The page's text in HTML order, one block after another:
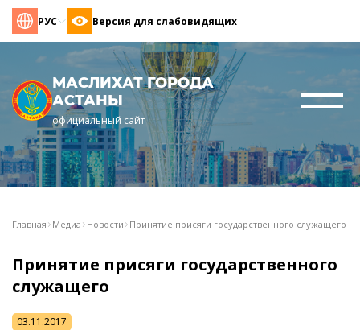
РУС Версия для слабовидящих
МАСЛИХАТ ГОРОДА
АСТАНЫ
официальный сайт
Главная Медиа Новости Принятие присяги государственного служащего
Принятие присяги государственного
служащего
03.11.2017